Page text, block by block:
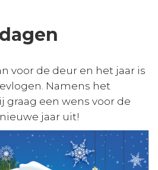
voor de deur en het jaar is
Namens het
graag een wens voor de
jaar uit!